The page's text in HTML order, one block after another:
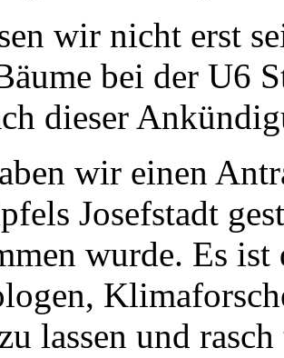
wir nicht erst
bei der U6
dieser
wir einen
Josefstadt
wurde. Es
lassen und